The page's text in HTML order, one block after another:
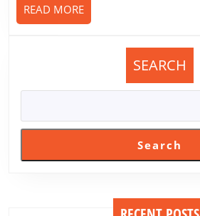
READ MOREREAD
MORE
SEARCH
Search